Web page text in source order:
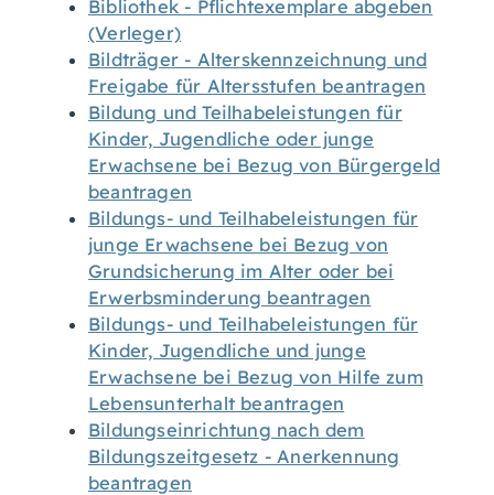
Bibliothek - Pflichtexemplare abgeben
(Verleger)
Bildträger - Alterskennzeichnung und
Freigabe für Altersstufen beantragen
Bildung und Teilhabeleistungen für
Kinder, Jugendliche oder junge
Erwachsene bei Bezug von Bürgergeld
beantragen
Bildungs- und Teilhabeleistungen für
junge Erwachsene bei Bezug von
Grundsicherung im Alter oder bei
Erwerbsminderung beantragen
Bildungs- und Teilhabeleistungen für
Kinder, Jugendliche und junge
Erwachsene bei Bezug von Hilfe zum
Lebensunterhalt beantragen
Bildungseinrichtung nach dem
Bildungszeitgesetz - Anerkennung
beantragen